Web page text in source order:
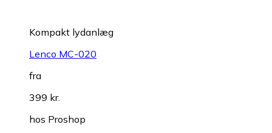
Kompakt lydanlæg
Lenco MC-020
fra
399 kr.
hos Proshop